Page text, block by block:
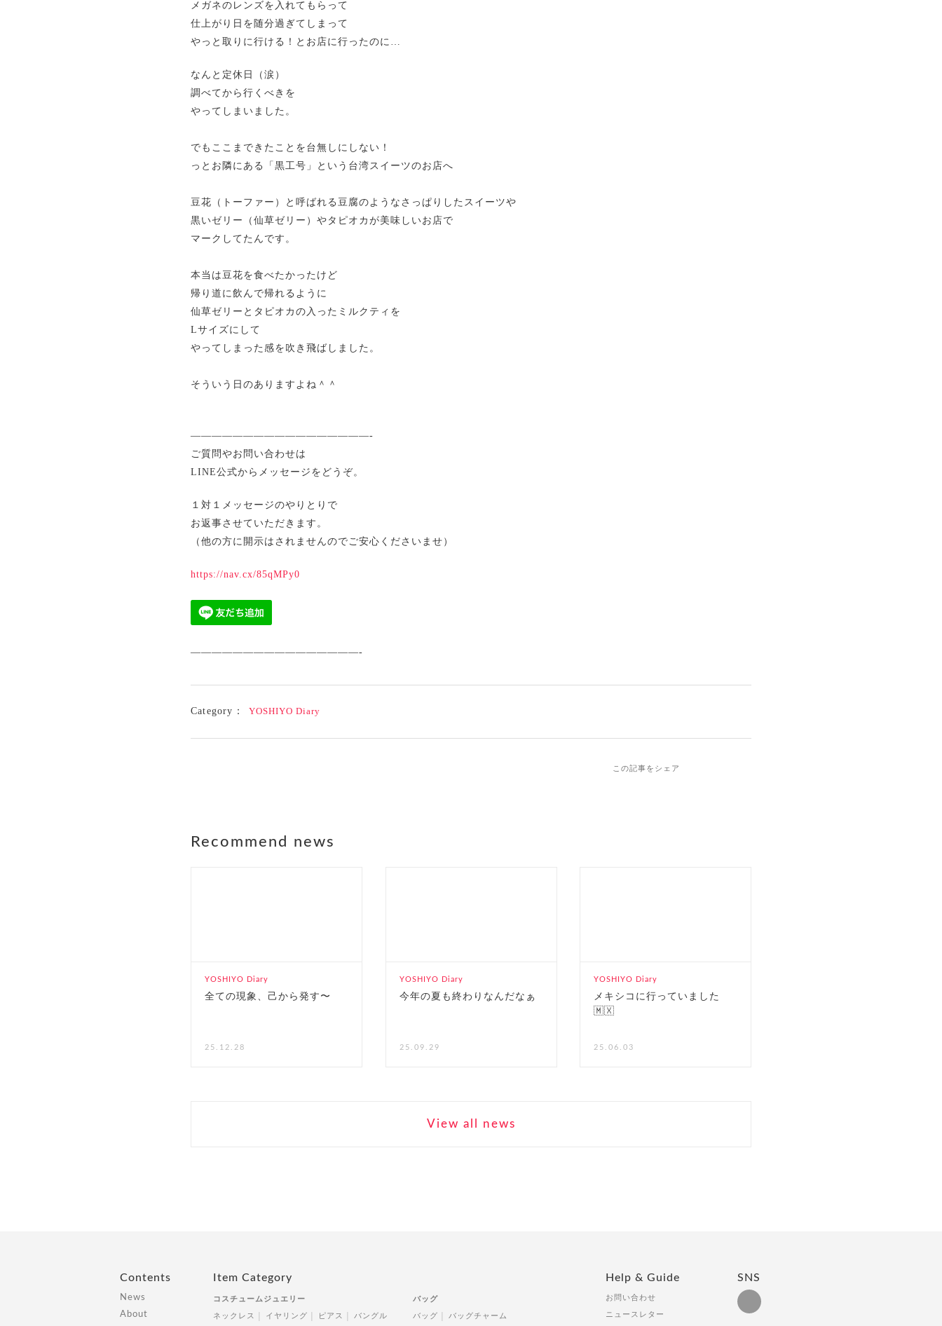
メガネのレンズを入れてもらって
仕上がり日を随分過ぎてしまって
やっと取りに行ける！とお店に行ったのに…
なんと定休日（涙）
調べてから行くべきを
やってしまいました。
でもここまできたことを台無しにしない！
っとお隣にある「黒工号」という台湾スイーツのお店へ
豆花（トーファー）と呼ばれる豆腐のようなさっぱりしたスイーツや
黒いゼリー（仙草ゼリー）やタピオカが美味しいお店で
マークしてたんです。
本当は豆花を食べたかったけど
帰り道に飲んで帰れるように
仙草ゼリーとタピオカの入ったミルクティを
Lサイズにして
やってしまった感を吹き飛ばしました。
そういう日のありますよね＾＾
—————————————————-
ご質問やお問い合わせは
LINE公式からメッセージをどうぞ。
１対１メッセージのやりとりで
お返事させていただきます。
（他の方に開示はされませんのでご安心くださいませ）
https://nav.cx/85qMPy0
————————————————-
Category： YOSHIYO Diary
この記事をシェア
Recommend news
YOSHIYO Diary
全ての現象、己から発す〜
25.12.28
YOSHIYO Diary
今年の夏も終わりなんだなぁ
25.09.29
YOSHIYO Diary
メキシコに行っていました
🇲🇽
25.06.03
View all news
Contents
News
About
Item Category
コスチュームジュエリー
ネックレス イヤリング ピアス バングル
バッグ
バッグ バッグチャーム
Help & Guide
お問い合わせ
ニュースレター
SNS